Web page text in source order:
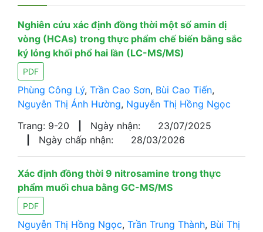
Nghiên cứu xác định đồng thời một số amin dị
vòng (HCAs) trong thực phẩm chế biến bằng sắc
ký lỏng khối phổ hai lần (LC-MS/MS)
PDF
Phùng Công Lý, Trần Cao Sơn, Bùi Cao Tiến,
Nguyễn Thị Ánh Hường, Nguyễn Thị Hồng Ngọc
Trang: 9-20
Ngày nhận:
23/07/2025
Ngày chấp nhận: 28/03/2026
Xác định đồng thời 9 nitrosamine trong thực
phẩm muối chua bằng GC-MS/MS
PDF
Nguyễn Thị Hồng Ngọc, Trần Trung Thành, Bùi Thị